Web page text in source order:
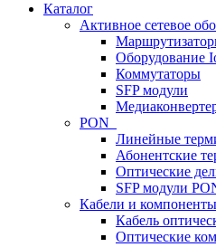
Каталог
Активное сетевое
Оборудование
Коммутаторы
SFP модули
PON
Линейные
Абонентские
Оптические
SFP модули
Кабели и
Кабель
Оптические